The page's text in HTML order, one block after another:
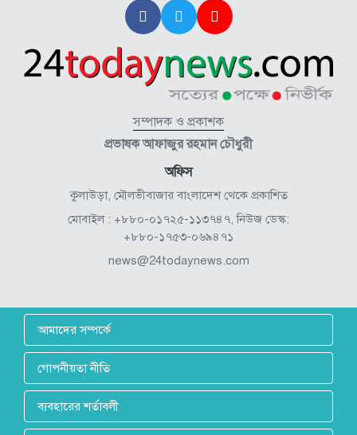
সম্পাদক ও প্রকাশক
প্রভাষক আফাজুর রহমান চৌধুরী
অফিস
কুলাউড়া, মৌলভীবাজার বাংলাদেশ থেকে প্রকাশিত
মোবাইল : +৮৮০-০১৭২৫-১১৩৭৪৭, নিউজ ডেস্ক:
+৮৮০-১৭৫৩-০৬৯৪৭১
news@24todaynews.com
আমাদের সম্পর্কে
গোপনীয়তা নীতি
ব্যবহারের শর্তাবলী